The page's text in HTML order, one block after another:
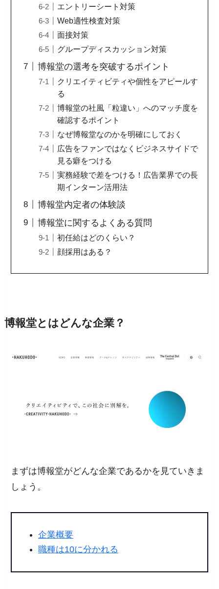
エントリーシート対策
Web適性検査対策
面接対策
グループディスカッション対策
博報堂の選考を突破するポイント
クリエイティビティや個性をアピールす
る
博報堂の社風「粒違い」へのマッチ度を
確認するポイント
なぜ博報堂なのかを明確にしておく
広告をファンではなくビジネスサイドで
見る癖をつける
実務経験で差をつける！広告業界での長
期インターン活用法
博報堂内定者の体験談
博報堂に関するよくある質問
初任給はどのくらい？
顔採用はある？
博報堂とはどんな企業？
まずは博報堂がどんな企業であるかを見ていきま
しょう。
企業概要
職種は10に分かれる